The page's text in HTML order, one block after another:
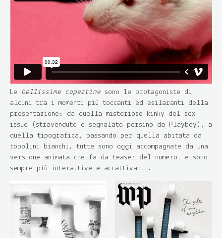
Le bellissime copertine sono le protagoniste di
alcuni tra i momenti più toccanti ed esilaranti della
presentazione: da quella misterioso-kinky del sex
issue (stravenduto e segnalato persino da Playboy), a
quella tipografica, passando per quella abitata da
topolini bianchi, tutte sono oggi accompagnate da una
versione animata che fa da teaser del numero, e sono
sempre più interattive e accattivanti.